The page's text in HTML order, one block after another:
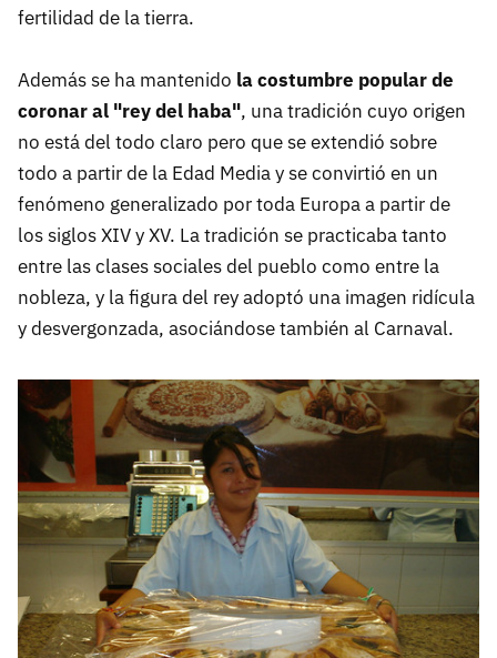
fertilidad de la tierra.
Además se ha mantenido la costumbre popular de
coronar al "rey del haba", una tradición cuyo origen
no está del todo claro pero que se extendió sobre
todo a partir de la Edad Media y se convirtió en un
fenómeno generalizado por toda Europa a partir de
los siglos XIV y XV. La tradición se practicaba tanto
entre las clases sociales del pueblo como entre la
nobleza, y la figura del rey adoptó una imagen ridícula
y desvergonzada, asociándose también al Carnaval.